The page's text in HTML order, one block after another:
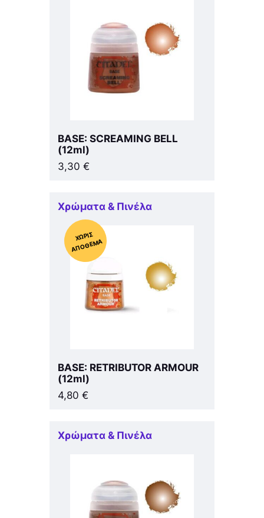
BASE: SCREAMING BELL
(12ml)
3,30 €
Χρώματα & Πινέλα
Χ
ΩΡΊΣ
Α
Π
Ό
ΘΕ
ΜΑ
BASE: RETRIBUTOR ARMOUR
(12ml)
4,80 €
Χρώματα & Πινέλα